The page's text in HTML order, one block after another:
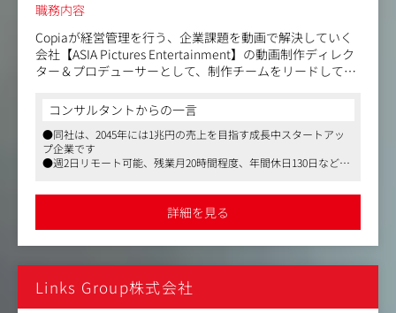
職務内容
Copiaが経営管理を行う、企業課題を動画で解決していく
会社【ASIA Pictures Entertainment】の動画制作ディレク
ター＆プロデューサーとして、制作チームをリードしてい
市場全体のシェア拡大を狙う「急成長フェーズ」です。
〈具体的には〉
■映像の企画立案（コンペ・プロポーザルへの参加/企画
■映像制作業務（撮影・編集/スタッフィング/進行管理/予
く活躍できるポジションです！
コンサルタントからの一言
●同社は、2045年には1兆円の売上を目指す成長中スタートアッ
プ企業です
●週2日リモート可能、残業月20時間程度、年間休日130日など柔
詳細を見る
Links Group株式会社